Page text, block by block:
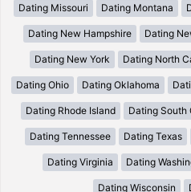
Dating Missouri Dating Montana
Dating New Hampshire Dating
Dating New York Dating North
Dating Ohio Dating Oklahoma
Dating Rhode Island Dating South
Dating Tennessee Dating Texas
Dating Virginia Dating
Dating Wisconsin